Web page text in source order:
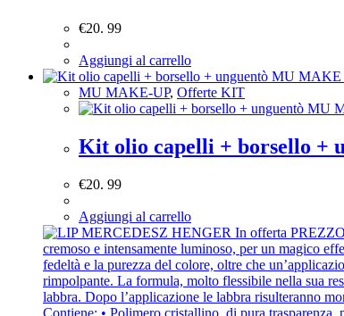
€20. 99
Aggiungi al carrello
MU MAKE-UP, Offerte KIT
Kit olio capelli + borsello +
€20. 99
Aggiungi al carrello